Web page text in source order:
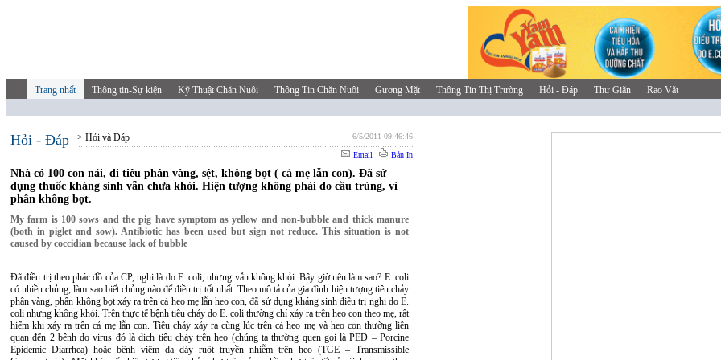
Trang nhất Thông tin-Sự kiện Kỹ Thuật Chăn Nuôi Thông Tin Chăn Nuôi Gương Mặt Thông Tin Thị Trường Hỏi - Đáp Thư Giãn Rao Vặt
Hỏi - Đáp > Hỏi và Đáp 6/5/2011 09:46:46
Email Bản In
Nhà có 100 con nái, đi tiêu phân vàng, sệt, không bọt ( cả mẹ lẫn con). Đã sử
dụng thuốc kháng sinh vẫn chưa khỏi. Hiện tượng không phải do cầu trùng, vì
phân không bọt.
My farm is 100 sows and the pig have symptom as yellow and non-bubble and thick manure
(both in piglet and sow). Antibiotic has been used but sign not reduce. This situation is not
caused by coccidian because lack of bubble
Đã điều trị theo phác đồ của CP, nghi là do E. coli, nhưng vẫn không khỏi. Bây giờ nên làm sao? E. coli
có nhiều chủng, làm sao biết chủng nào để điều trị tốt nhất. Theo mô tả của gia đình hiện tượng tiêu chảy
phân vàng, phân không bọt xảy ra trên cả heo mẹ lẫn heo con, đã sử dụng kháng sinh điều trị nghi do E.
coli nhưng không khỏi. Trên thực tế bệnh tiêu chảy do E. coli thường chỉ xảy ra trên heo con theo mẹ, rất
hiếm khi xảy ra trên cả mẹ lẫn con. Tiêu chảy xảy ra cùng lúc trên cả heo mẹ và heo con thường liên
quan đến 2 bệnh do virus đó là dịch tiêu chảy trên heo (chúng ta thường quen gọi là PED – Porcine
Epidemic Diarrhea) hoặc bệnh viêm dạ dày ruột truyền nhiễm trên heo (TGE – Transmissible